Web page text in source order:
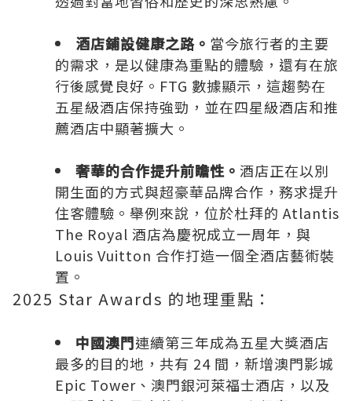
酒店鋪設健康之路。 當今旅行者的主要
的需求，是以健康為重點的體驗，還有在旅
行後感覺良好。FTG 數據顯示，這趨勢在
五星級酒店保持強勁，並在四星級酒店和推
薦酒店中顯著擴大。
奢華的合作提升前瞻性。 酒店正在以別
開生面的方式與超豪華品牌合作，務求提升
住客體驗。舉例來說，位於杜拜的 Atlantis
The Royal 酒店為慶祝成立一周年，與
Louis Vuitton 合作打造一個全酒店藝術裝
置。
2025 Star Awards 的地理重點：
中國澳門連續第三年成為五星大獎酒店
最多的目的地，共有 24 間，新增澳門影城
Epic Tower、澳門銀河萊福士酒店，以及